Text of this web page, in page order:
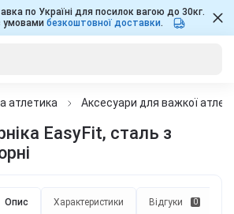
по Україні для посилок вагою до 30кг.
умовами безкоштовної доставки.
атлетика Аксесуари для важкої
EasyFit, сталь з
Опис Характеристики Відгуки 0